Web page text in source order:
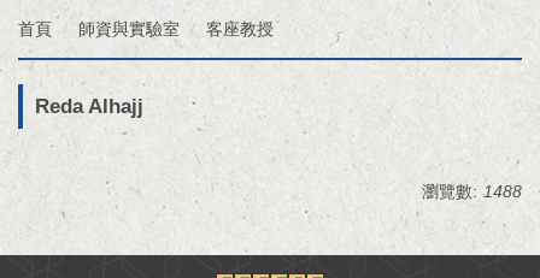
首頁 師資與實驗室 客座教授
Reda Alhajj
瀏覽數: 1488